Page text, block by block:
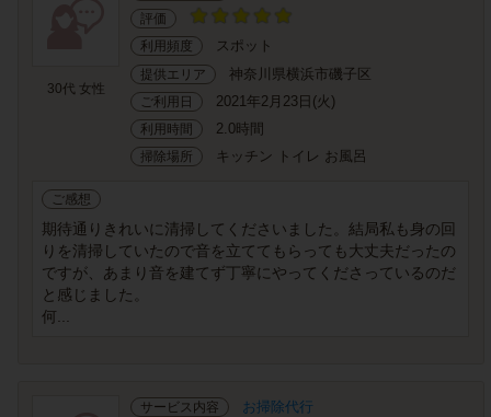
30代 女性
評価
利用頻度
スポット
提供エリア 神奈川県横浜市磯子区
ご利用日 2021年2月23日(火)
利用時間 2.0時間
掃除場所 キッチン トイレ お風呂
ご感想
期待通りきれいに清掃してくださいました。結局私も身の回
りを清掃していたので音を立ててもらっても大丈夫だったの
ですが、あまり音を建てず丁寧にやってくださっているのだ
と感じました。
何...
サービス内容 お掃除代行